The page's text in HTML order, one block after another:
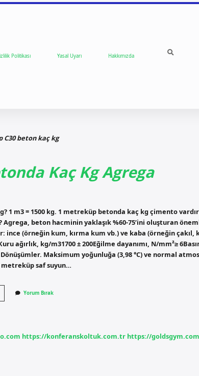
Politikası Yasal Uyarı Hakkımızda
C30 beton kaç kg
Kaç Kg Agrega
1 m3 = 1500 kg. 1 metreküp betonda kaç kg çimento
Agrega, beton hacminin yaklaşık %60-75’ini oluşturan
ince (örneğin kum, kırma kum vb.) ve kaba (örneğin çakıl,
ağırlık, kg/m31700 ± 200Eğilme dayanımı, N/mm²≥
Maksimum yoğunluğa (3,98 °C) ve normal
metreküp saf suyun…
Yorum Bırak
https://konferanskoltuk.com.tr https://